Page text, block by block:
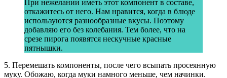
При нежелании иметь этот компонент в составе,
откажитесь от него. Нам нравится, когда в блюде
используются разнообразные вкусы. Поэтому
добавляю его без колебания. Тем более, что на
срезе пирога появятся нескучные красные
пятнышки.
5. Перемешать компоненты, после чего всыпать просеянную
муку. Обожаю, когда муки намного меньше, чем начинки.